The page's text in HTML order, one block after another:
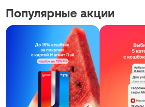
Популярные акции